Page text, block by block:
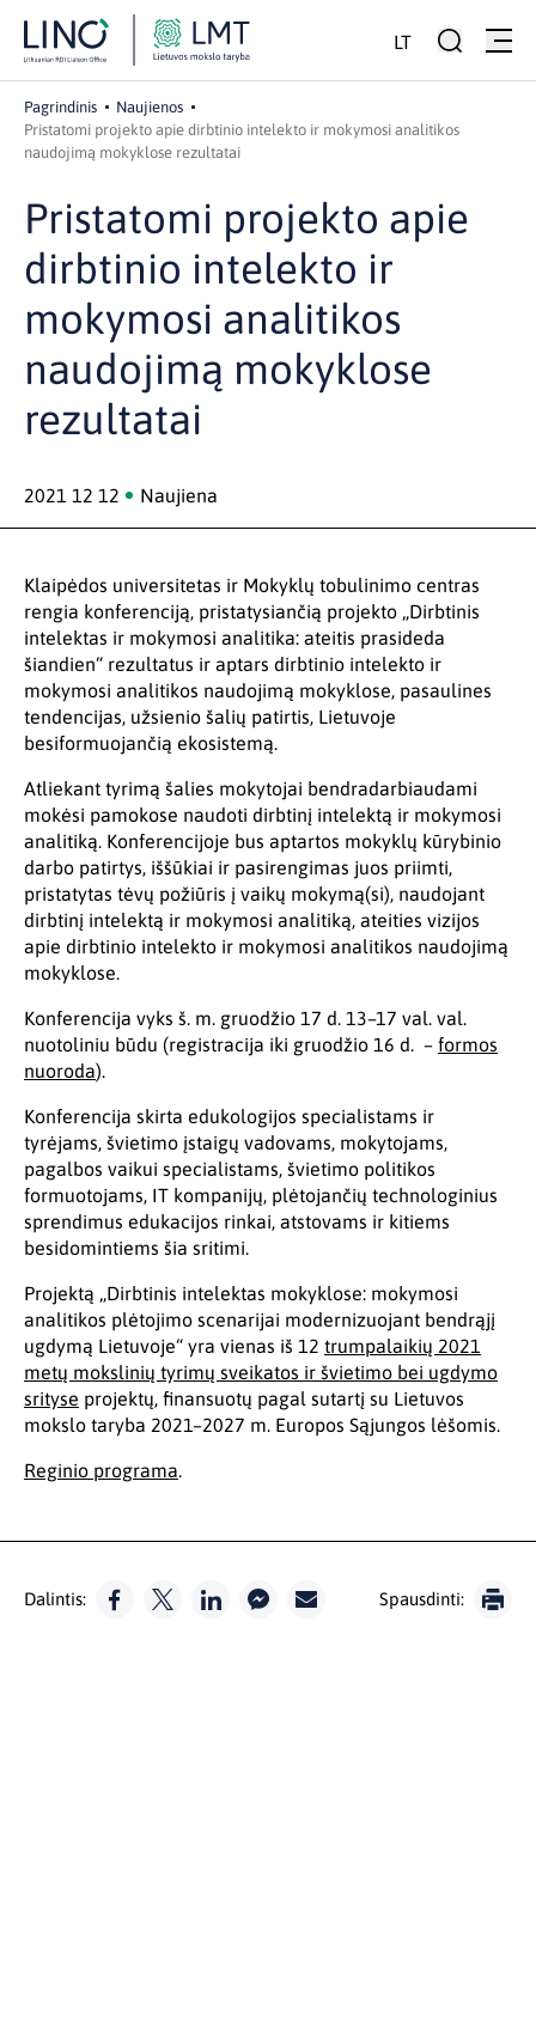
LT
Pagrindinis
Naujienos
Pristatomi projekto apie dirbtinio intelekto ir mokymosi analitikos
naudojimą mokyklose rezultatai
Pristatomi projekto apie
dirbtinio intelekto ir
mokymosi analitikos
naudojimą mokyklose
rezultatai
2021 12 12 Naujiena
Klaipėdos universitetas ir Mokyklų tobulinimo centras
rengia konferenciją, pristatysiančią projekto „Dirbtinis
intelektas ir mokymosi analitika: ateitis prasideda
šiandien“ rezultatus ir aptars dirbtinio intelekto ir
mokymosi analitikos naudojimą mokyklose, pasaulines
tendencijas, užsienio šalių patirtis, Lietuvoje
besiformuojančią ekosistemą.
Atliekant tyrimą šalies mokytojai bendradarbiaudami
mokėsi pamokose naudoti dirbtinį intelektą ir mokymosi
analitiką. Konferencijoje bus aptartos mokyklų kūrybinio
darbo patirtys, iššūkiai ir pasirengimas juos priimti,
pristatytas tėvų požiūris į vaikų mokymą(si), naudojant
dirbtinį intelektą ir mokymosi analitiką, ateities vizijos
apie dirbtinio intelekto ir mokymosi analitikos naudojimą
mokyklose.
Konferencija vyks š. m. gruodžio 17 d. 13–17 val. val.
nuotoliniu būdu (registracija iki gruodžio 16 d. – formos
nuoroda).
Konferencija skirta edukologijos specialistams ir
tyrėjams, švietimo įstaigų vadovams, mokytojams,
pagalbos vaikui specialistams, švietimo politikos
formuotojams, IT kompanijų, plėtojančių technologinius
sprendimus edukacijos rinkai, atstovams ir kitiems
besidomintiems šia sritimi.
Projektą „Dirbtinis intelektas mokyklose: mokymosi
analitikos plėtojimo scenarijai modernizuojant bendrąjį
ugdymą Lietuvoje“ yra vienas iš 12 trumpalaikių 2021
metų mokslinių tyrimų sveikatos ir švietimo bei ugdymo
srityse projektų, finansuotų pagal sutartį su Lietuvos
mokslo taryba 2021–2027 m. Europos Sąjungos lėšomis.
Reginio programa.
Dalintis: Spausdinti: